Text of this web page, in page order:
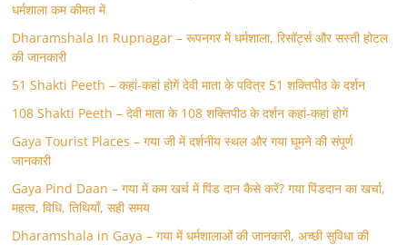
धर्मशाला कम कीमत में
Dharamshala In Rupnagar – रूपनगर में धर्मशाला, रिसॉर्ट्स और सस्ती होटल
की जानकारी
51 Shakti Peeth – कहां-कहां होगें देवी माता के पवित्र 51 शक्तिपीठ के दर्शन
108 Shakti Peeth – देवी माता के 108 शक्तिपीठ के दर्शन कहां-कहां होगें
Gaya Tourist Places – गया जी में दर्शनीय स्थल और गया घूमने की संपूर्ण
जानकारी
Gaya Pind Daan – गया में कम खर्च में पिंड दान कैसे करें? गया पिंडदान का खर्चा,
महत्व, विधि, तिथियाँ, सही समय
Dharamshala in Gaya – गया में धर्मशालाओं की जानकारी, अच्छी सुविधा की